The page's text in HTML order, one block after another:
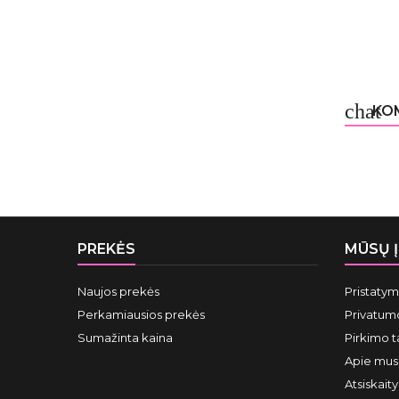
chat
PREKĖS
Naujos prekės
Perkamiausios prekės
Sumažinta kaina
MŪSŲ
Pirkimo
Apie mus